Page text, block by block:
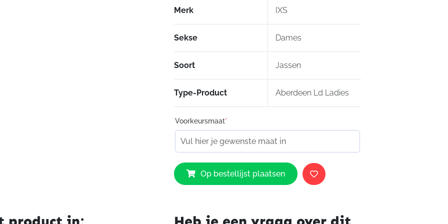
Merk IXS
Sekse Dames
Soort Jassen
Type-Product Aberdeen Ld Ladies
Voorkeursmaat*
IXS
Aberdeen
LD
Op bestellijst plaatsen